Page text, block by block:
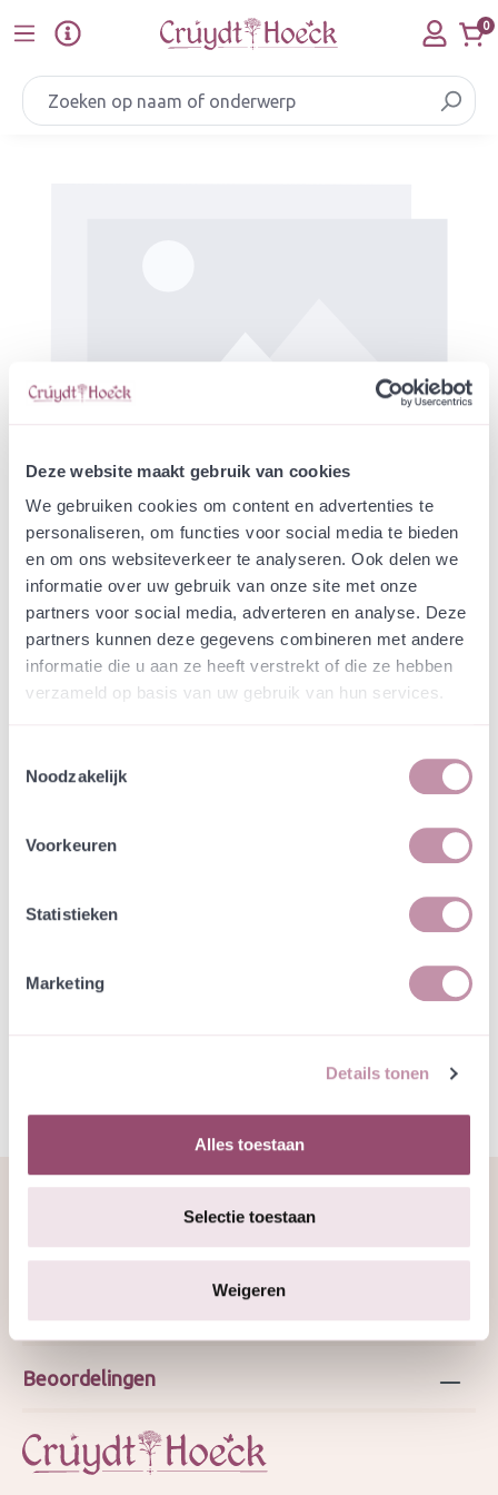
Deze website maakt gebruik van cookies
We gebruiken cookies om content en advertenties te
personaliseren, om functies voor social media te bieden
en om ons websiteverkeer te analyseren. Ook delen we
informatie over uw gebruik van onze site met onze
partners voor social media, adverteren en analyse. Deze
partners kunnen deze gegevens combineren met andere
informatie die u aan ze heeft verstrekt of die ze hebben
verzameld op basis van uw gebruik van hun services.
Noodzakelijk
Voorkeuren
Statistieken
Marketing
Details tonen
Alles toestaan
Selectie toestaan
Weigeren
Ga naar de hoofdinhoud 0
Webshop Speciaalmengsels (hidden)
Speciaalmengsel Ring O
ROQ halfschaduw
In een zakje zitten genoeg zaden om
tientallen planten op te kweken.
incl. btw
Specificatie
Over ons
Beoordelingen